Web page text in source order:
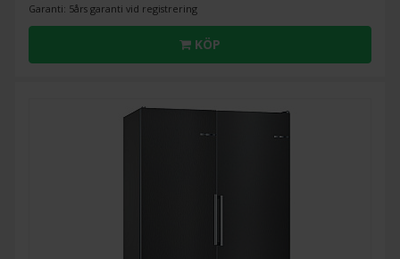
Garanti: 5års garanti vid registrering
KÖP